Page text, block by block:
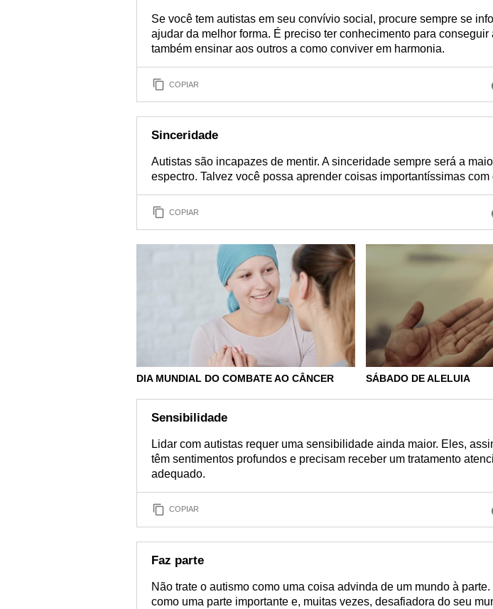
Se você tem autistas em seu convívio social, procure sempre se
ajudar da melhor forma. É preciso ter conhecimento para conseguir
também ensinar aos outros a como conviver em harmonia.
COPIAR
Sinceridade
Autistas são incapazes de mentir. A sinceridade sempre será a
espectro. Talvez você possa aprender coisas importantíssimas com
COPIAR
DIA MUNDIAL DO COMBATE AO CÂNCER SÁBADO DE ALELUIA
Sensibilidade
Lidar com autistas requer uma sensibilidade ainda maior. Eles,
têm sentimentos profundos e precisam receber um tratamento
adequado.
COPIAR
Faz parte
Não trate o autismo como uma coisa advinda de um mundo à
como uma parte importante e, muitas vezes, desafiadora do seu